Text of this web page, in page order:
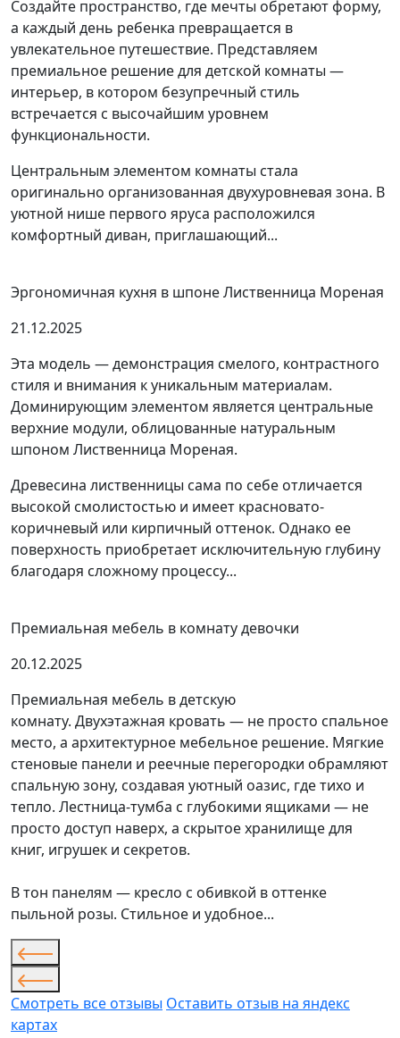
Создайте пространство, где мечты обретают форму,
а каждый день ребенка превращается в
увлекательное путешествие. Представляем
премиальное решение для детской комнаты —
интерьер, в котором безупречный стиль
встречается с высочайшим уровнем
функциональности.
Центральным элементом комнаты стала
оригинально организованная двухуровневая зона. В
уютной нише первого яруса расположился
комфортный диван, приглашающий...
Эргономичная кухня в шпоне Лиственница Мореная
21.12.2025
Эта модель — демонстрация смелого, контрастного
стиля и внимания к уникальным материалам.
Доминирующим элементом является центральные
верхние модули, облицованные натуральным
шпоном Лиственница Мореная.
Древесина лиственницы сама по себе отличается
высокой смолистостью и имеет красновато-
коричневый или кирпичный оттенок. Однако ее
поверхность приобретает исключительную глубину
благодаря сложному процессу...
Премиальная мебель в комнату девочки
20.12.2025
Премиальная мебель в детскую
комнату. Двухэтажная кровать — не просто спальное
место, а архитектурное мебельное решение. Мягкие
стеновые панели и реечные перегородки обрамляют
спальную зону, создавая уютный оазис, где тихо и
тепло. Лестница-тумба с глубокими ящиками — не
просто доступ наверх, а скрытое хранилище для
книг, игрушек и секретов.
В тон панелям — кресло с обивкой в оттенке
пыльной розы. Стильное и удобное...
Смотреть все отзывы Оставить отзыв на яндекс
картах